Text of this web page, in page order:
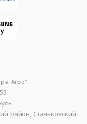
Агро"
район, Станьковский